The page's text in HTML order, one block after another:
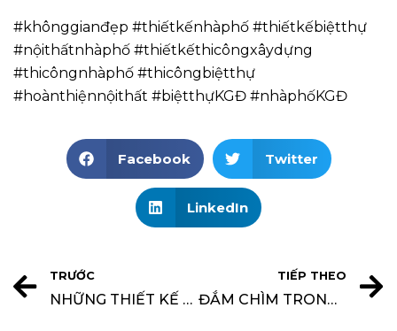
#khônggianđẹp #thiếtkếnhàphố #thiếtkếbiệtthự
#nộithấtnhàphố #thiếtkếthicôngxâydựng
#thicôngnhàphố #thicôngbiệtthự
#hoànthiệnnộithất #biệtthựKGĐ #nhàphốKGĐ
Facebook Twitter
LinkedIn
TRƯỚC
NHỮNG THIẾT KẾ BAN CÔNG CỰC CHILL
TIẾP THEO
ĐẮM CHÌM TRONG KHÔNG GIAN THƯ THÁI CỦA PHÒNG XÔNG HƠI NGAY TẠI NHÀ